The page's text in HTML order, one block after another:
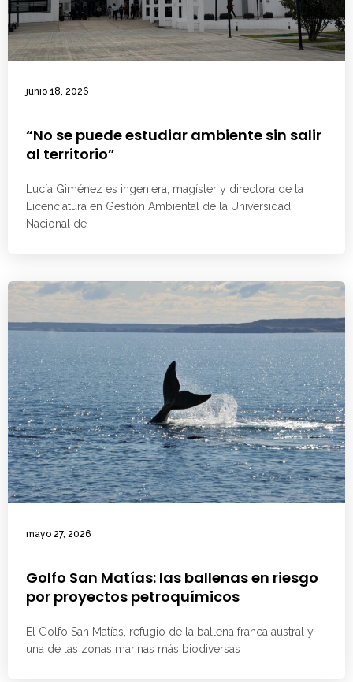
junio 18, 2026
“No se puede estudiar ambiente sin salir
al territorio”
Lucía Giménez es ingeniera, magíster y directora de la
Licenciatura en Gestión Ambiental de la Universidad
Nacional de
mayo 27, 2026
Golfo San Matías: las ballenas en riesgo
por proyectos petroquímicos
El Golfo San Matías, refugio de la ballena franca austral y
una de las zonas marinas más biodiversas